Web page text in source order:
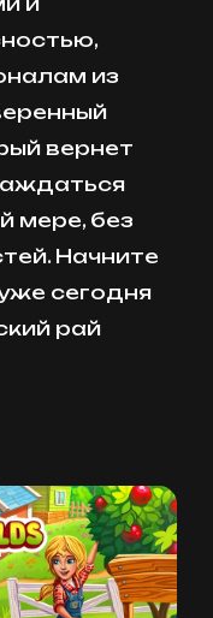
из
вернет
мере, без
Начните
сегодня
рай